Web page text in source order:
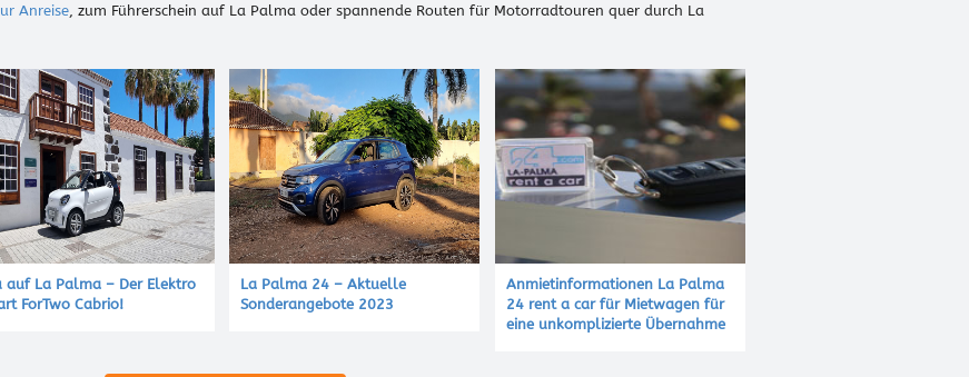
Anreise , zum Führerschein auf La Palma oder spannende Routen für Motorradtouren quer durch La
auf La Palma – Der Elektro
ForTwo Cabrio!
La Palma 24 – Aktuelle
Sonderangebote 2023
Anmietinformationen La Palma
24 rent a car für Mietwagen für
eine unkomplizierte Übernahme